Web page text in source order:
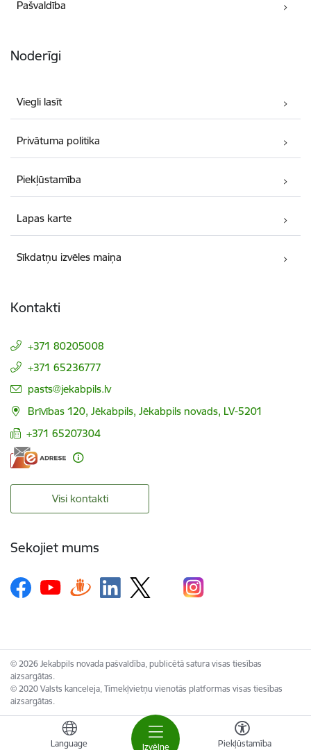
Izvēlne
Language Piekļūstamība
Pašvaldība
Noderīgi
Viegli lasīt
Privātuma politika
Piekļūstamība
Lapas karte
Sīkdatņu izvēles maiņa
Kontakti
+371 80205008
+371 65236777
E-pasts:
pasts@jekabpils.lv
Brīvības 120, Jēkabpils, Jēkabpils novads, LV-5201
+371 65207304
Visi kontakti
Sekojiet mums
© 2026 Jekabpils novada pašvaldība, publicētā satura visas tiesības
aizsargātas.
© 2020 Valsts kanceleja, Tīmekļvietņu vienotās platformas visas tiesības
aizsargātas.